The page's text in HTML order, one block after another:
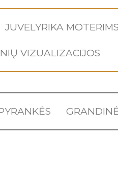
JUVELYRIKA
VIZUALIZACIJOS